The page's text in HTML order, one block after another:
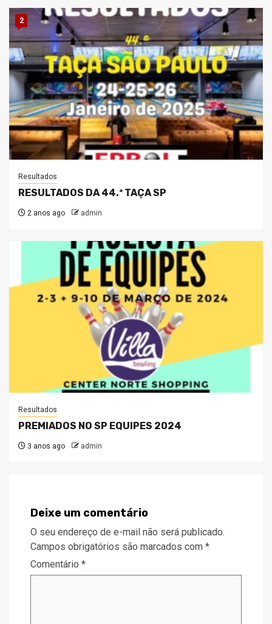
2
Resultados
RESULTADOS DA 44.ª TAÇA SP
2 anos ago admin
Resultados
PREMIADOS NO SP EQUIPES 2024
3 anos ago admin
Deixe um comentário
O seu endereço de e-mail não será publicado.
Campos obrigatórios são marcados com *
Comentário *